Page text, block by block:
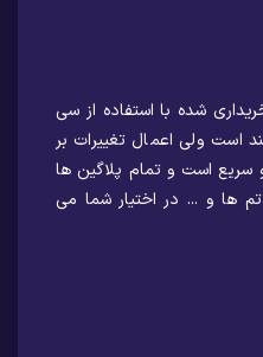
شده با استفاده از سی
است ولی اعمال تغییرات بر
است و تمام پلاگین ها
ها و ... در اختیار شما می